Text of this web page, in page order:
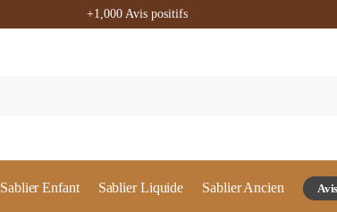
+1,000 Avis positifs
Sablier Enfant Sablier Liquide Sablier Ancien